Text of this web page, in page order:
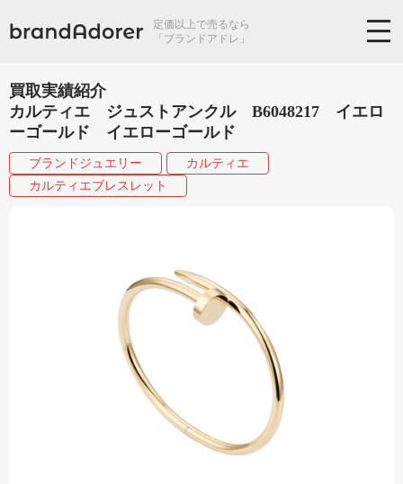
定価以上で売るなら
「ブランドアドレ」
買取実績紹介
カルティエ ジュストアンクル B6048217 イエロ
ーゴールド イエローゴールド
ブランドジュエリー
カルティエ
カルティエブレスレット